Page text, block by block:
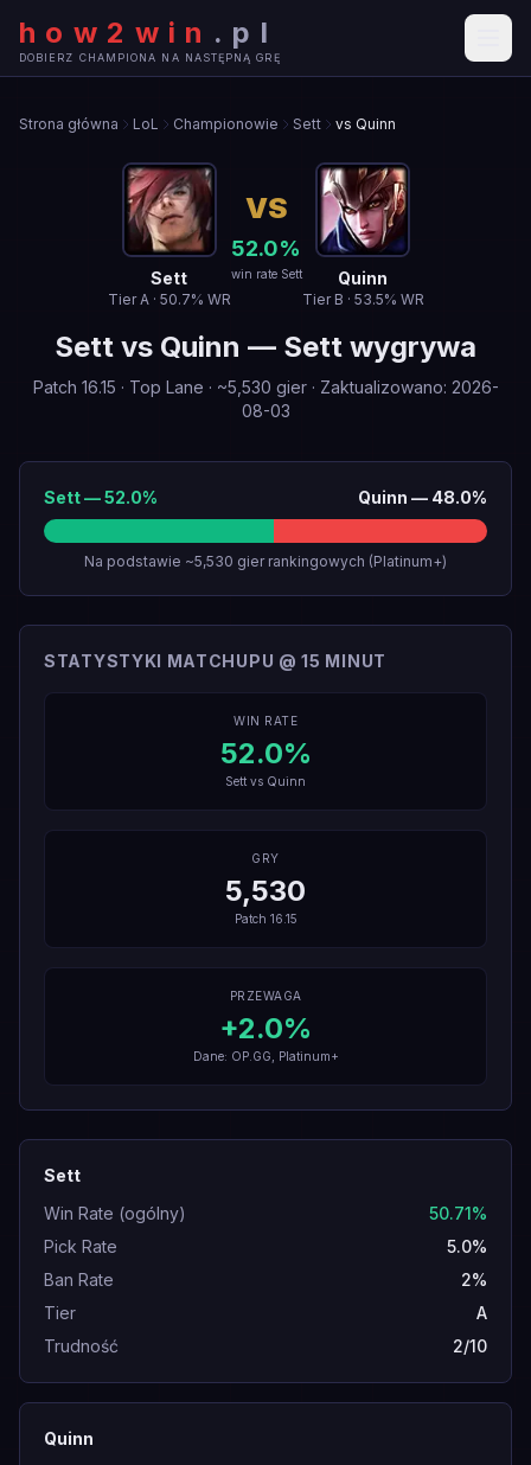
how2win . pl
DOBIERZ CHAMPIONA NA NASTĘPNĄ GRĘ
Strona główna LoL Championowie Sett vs Quinn
Sett
TierA· 50.7% WR
VS
52.0%
win rate Sett Quinn
Tier B · 53.5% WR
Sett vs Quinn — Sett wygrywa
Patch 16.15 · Top Lane · ~5,530 gier· Zaktualizowano: 2026-
08-03
Sett—52.0% Quinn — 48.0%
Na podstawie ~5,530 gier rankingowych (Platinum+)
STATYSTYKI MATCHUPU @ 15 MINUT
WIN RATE
52.0%
Sett vs Quinn
GRY
5,530
Patch 16.15
PRZEWAGA
+2.0%
Dane: OP.GG, Platinum+
Sett
Win Rate (ogólny)
50.71%
Pick Rate
5.0%
Ban Rate
2%
Tier
A
Trudność
2/10
Quinn